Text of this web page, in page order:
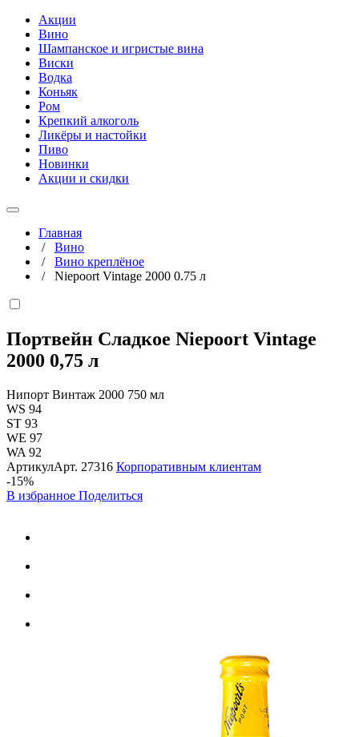
Акции
Вино
Шампанское и игристые вина
Виски
Водка
Коньяк
Ром
Крепкий алкоголь
Ликёры и настойки
Пиво
Новинки
Акции и скидки
Главная
/ Вино
/ Вино креплёное
/ Niepoort Vintage 2000 0.75 л
Портвейн Сладкое Niepoort Vintage
2000 0,75 л
Нипорт Винтаж 2000 750 мл
WS 94
ST 93
WE 97
WA 92
АртикулАрт. 27316 Корпоративным клиентам
-15%
В избранное Поделиться